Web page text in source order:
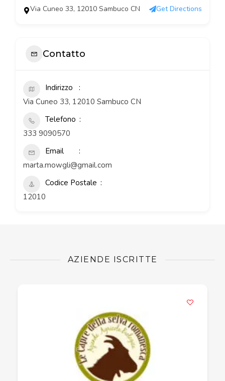
Via Cuneo 33, 12010 Sambuco CN Get Directions
Contatto
Indirizzo
Via Cuneo 33, 12010 Sambuco CN
Telefono
333 9090570
Email
marta.mowgli@gmail.com
Codice Postale
12010
AZIENDE ISCRITTE